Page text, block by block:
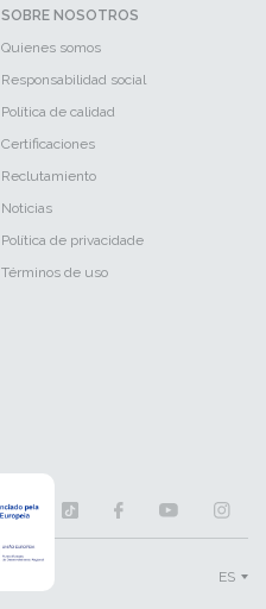
SOBRE NOSOTROS
Quienes somos
Responsabilidad social
Política de calidad
Certificaciones
Reclutamiento
Noticias
Política de privacidade
Términos de uso
ES